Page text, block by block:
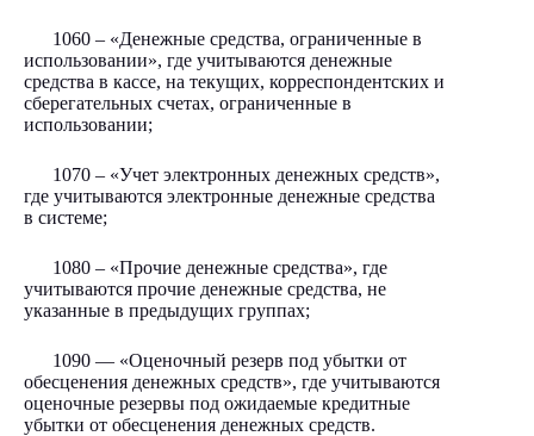
1060 – «Денежные средства, ограниченные в
использовании», где учитываются денежные
средства в кассе, на текущих, корреспондентских и
сберегательных счетах, ограниченные в
использовании;
1070 – «Учет электронных денежных средств»,
где учитываются электронные денежные средства
в системе;
1080 – «Прочие денежные средства», где
учитываются прочие денежные средства, не
указанные в предыдущих группах;
1090 — «Оценочный резерв под убытки от
обесценения денежных средств», где учитываются
оценочные резервы под ожидаемые кредитные
убытки от обесценения денежных средств.